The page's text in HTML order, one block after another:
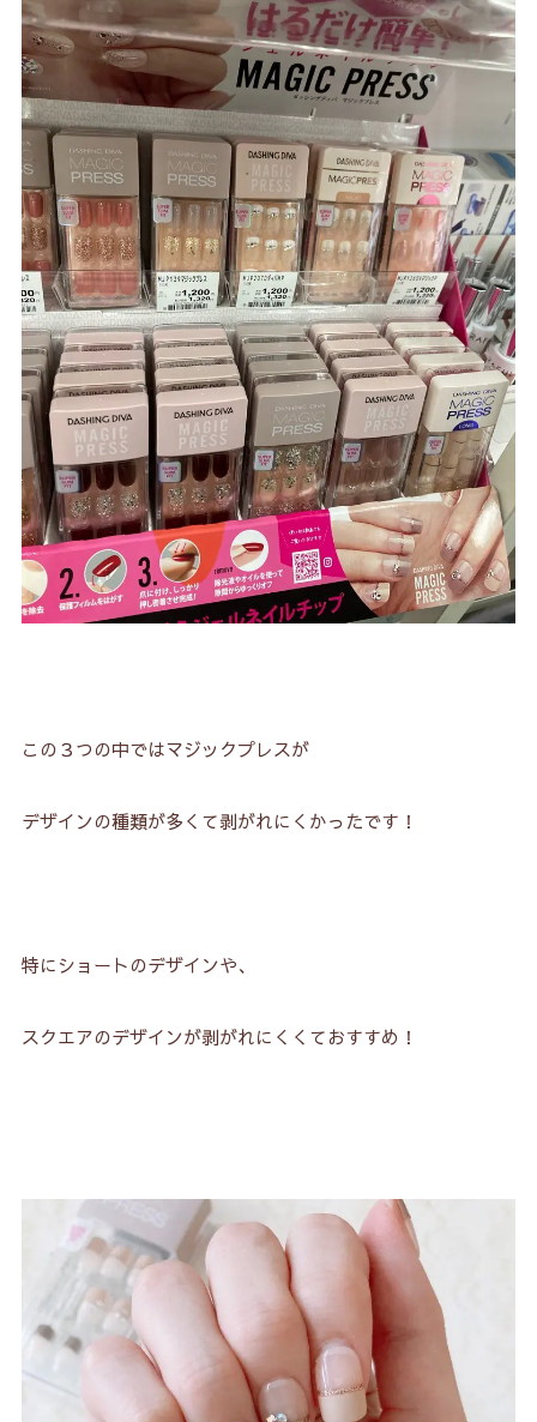
この３つの中ではマジックプレスが
デザインの種類が多くて剥がれにくかったです！
特にショートのデザインや、
スクエアのデザインが剥がれにくくておすすめ！